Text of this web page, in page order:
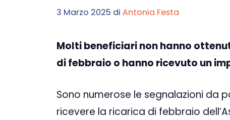
3 Marzo 2025 di Antonia Festa
Molti beneficiari non hanno
di febbraio o hanno ricevuto un
Sono numerose le segnalazioni da
ricevere la ricarica di febbraio